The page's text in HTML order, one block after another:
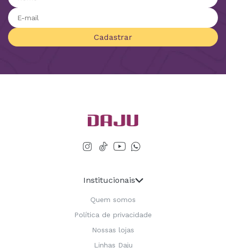
Cadastrar
Institucionais
Quem somos
Política de privacidade
Nossas lojas
Linhas Daju